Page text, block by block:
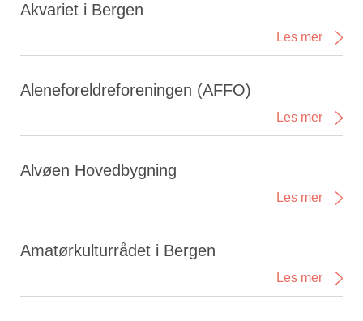
Akvariet i Bergen
Les mer
Aleneforeldreforeningen (AFFO)
Les mer
Alvøen Hovedbygning
Les mer
Amatørkulturrådet i Bergen
Les mer